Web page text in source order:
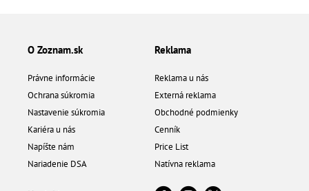
O Zoznam.sk
Právne informácie
Ochrana súkromia
Nastavenie súkromia
Kariéra u nás
Napíšte nám
Nariadenie DSA
Reklama
Reklama u nás
Externá reklama
Obchodné podmienky
Cenník
Price List
Natívna reklama